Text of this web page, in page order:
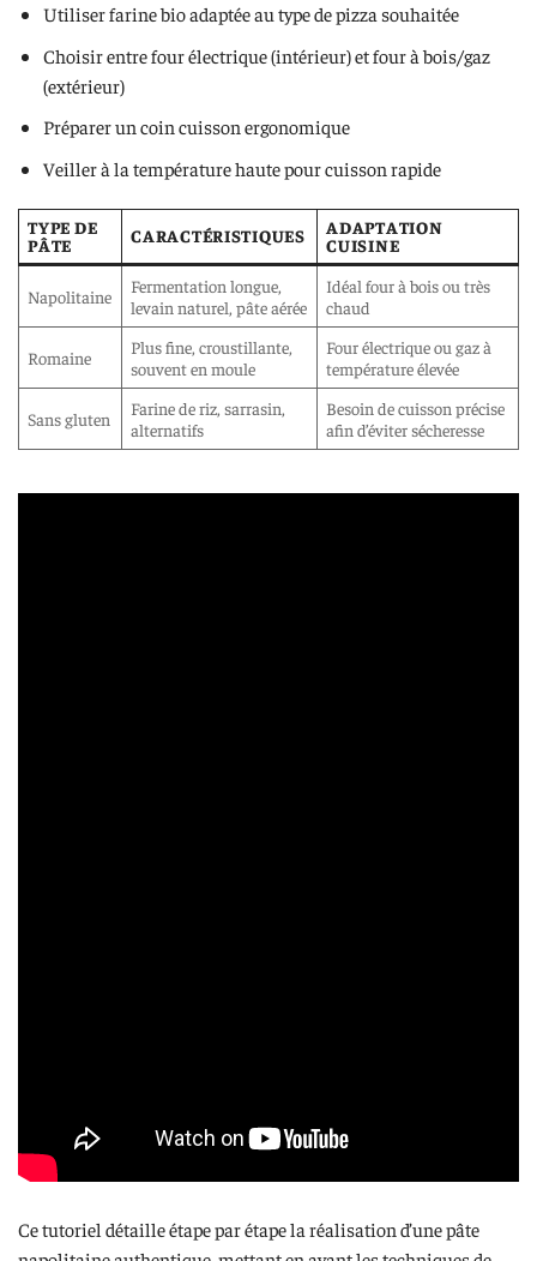
Utiliser farine bio adaptée au type de pizza souhaitée
Choisir entre four électrique (intérieur) et four à bois/gaz
(extérieur)
Préparer un coin cuisson ergonomique
Veiller à la température haute pour cuisson rapide
TYPE DE
PÂTE
CARACTÉRISTIQUES
ADAPTATION
CUISINE
Napolitaine
Fermentation longue,
levain naturel, pâte aérée
Idéal four à bois ou très
chaud
Romaine
Plus fine, croustillante,
souvent en moule
Four électrique ou gaz à
température élevée
Sans gluten
Farine de riz, sarrasin,
alternatifs
Besoin de cuisson précise
afin d’éviter sécheresse
Ce tutoriel détaille étape par étape la réalisation d’une pâte